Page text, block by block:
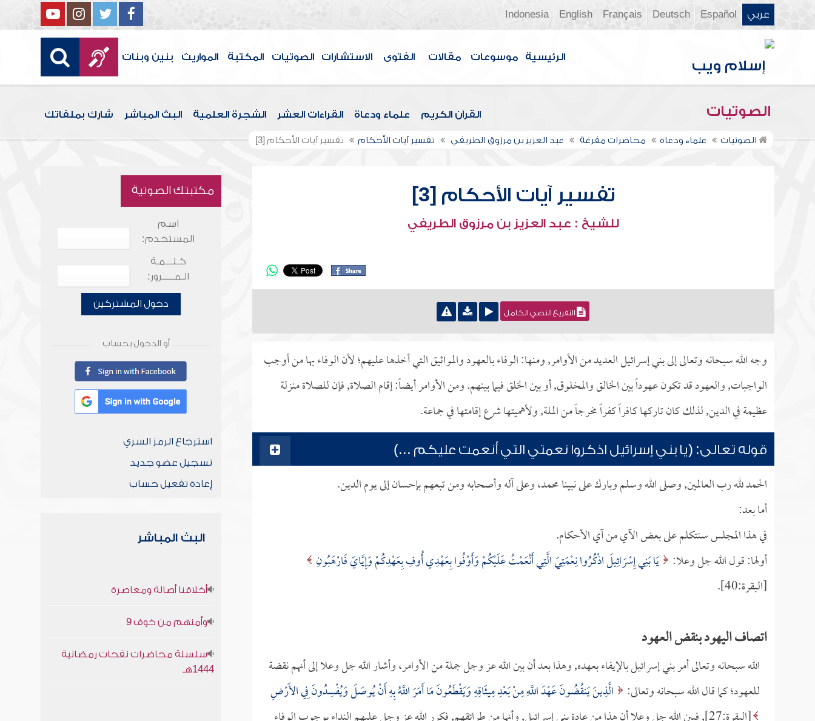
عربي Español
Deutsch
Français
English
Indonesia
الرئيسية موسوعات مقالات الفتوى الاستشارات الصوتيات المكتبة المواريث بنين وبنات
الصوتيات القرآن الكريم علماء ودعاة القراءات العشر الشجرة العلمية البث المباشر شارك بملفاتك
الصوتيات علماء ودعاة محاضرات مفرغة عبد العزيز بن مرزوق الطريفي تفسير آيات الأحكام تفسير آيات الأحكام [3]
تفسير آيات الأحكام [3]
للشيخ : عبد العزيز بن مرزوق الطريفي
التفريغ النصي الكامل
وجه الله سبحانه وتعالى إلى بني إسرائيل العديد من الأوامر, ومنها: الوفاء بالعهود والمواثيق التي أخذها عليهم؛ لأن الوفاء بها من أوجب
الواجبات, والعهود قد تكون عهوداً بين الخالق والمخلوق, أو بين الخلق فيما بينهم. ومن الأوامر أيضاً: إقام الصلاة, فإن للصلاة منزلة
عظيمة في الدين, لذلك كان تاركها كافراً كفراً مخرجاً من الملة, ولأهميتها شرع إقامتها في جماعة.
قوله تعالى: (يا بني إسرائيل اذكروا نعمتي التي أنعمت عليكم ...)
الحمد لله رب العالمين, وصلى الله وسلم وبارك على نبينا محمد، وعلى آله وأصحابه ومن تبعهم بإحسان إلى يوم الدين.
أما بعد:
في هذا المجلس سنتكلم على بعض الآي من آي الأحكام.
أولها: قول الله جل وعلا: يَا بَنِي إِسْرَائِيلَ اذْكُرُوا نِعْمَتِيَ الَّتِي أَنْعَمْتُ عَلَيْكُمْ وَأَوْفُوا بِعَهْدِي أُوفِ بِعَهْدِكُمْ وَإِيَّايَ فَارْهَبُونِ
[البقرة:40].
اتصاف اليهود بنقض العهود
الله سبحانه وتعالى أمر بني إسرائيل بالإيفاء بعهده, وهذا بعد أن بين الله عز وجل جملة من الأوامر، وأشار الله جل وعلا إلى أنهم نقضة
للعهود؛ كما قال الله سبحانه وتعالى:
الَّذِينَ يَنقُضُونَ عَهْدَ اللَّهِ مِنْ بَعْدِ مِيثَاقِهِ وَيَقْطَعُونَ مَا أَمَرَ اللَّهُ بِهِ أَنْ يُوصَلَ وَيُفْسِدُونَ فِي الأَرْضِ
مكتبتك الصوتية
اسم
المستخدم:
كـلـــمـة
الـمـــــرور:
دخول المشتركين
أو الدخول بحساب
استرجاع الرمز السري
تسجيل عضو جديد
إعادة تفعيل حساب
البث المباشر
أخلاقنا أصالة ومعاصرة
وأمنهم من خوف 9
سلسلة محاضرات نفحات رمضانية
1444هـ